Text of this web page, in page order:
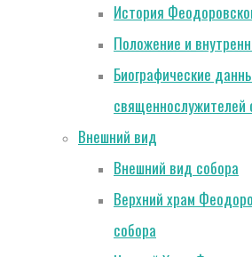
История
Положение и
Биографические
священнослужителей
Внешний вид
Внешний вид собора
Верхний храм
собора